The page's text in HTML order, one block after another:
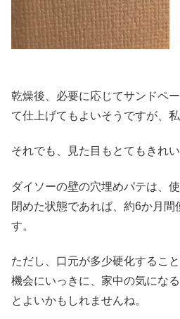
乾燥後、必要に応じてサンドペ
て仕上げてもよいそうですが、
それでも、見た目もとてもきれ
ダイソーの壁の穴埋めパテは、
閉めた状態であれば、約6か月
す。
ただし、口元が多少硬化するこ
機会にいっきに、家中の気にな
とよいかもしれませんね。